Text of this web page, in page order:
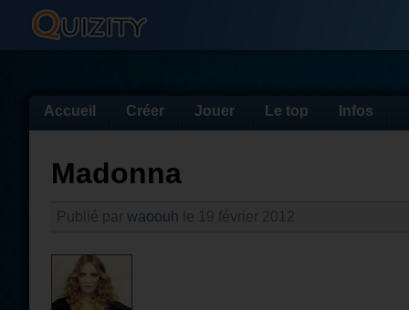
Accueil Créer Jouer Le top Infos
Madonna
waoouh